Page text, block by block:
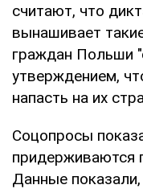
считают, что
вынашивает
граждан Польши
утверждением,
напасть на их
Соцопросы
придерживаются
Данные